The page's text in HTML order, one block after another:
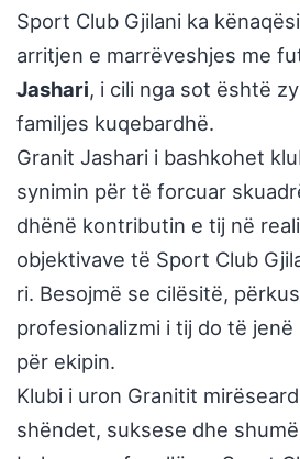
Sport Club Gjilani ka
arritjen e marrëveshjes me
Jashari, i cili nga sot është
familjes kuqebardhë.
Granit Jashari i bashkohet
synimin për të forcuar
dhënë kontributin e tij në
objektivave të Sport Club
ri. Besojmë se cilësitë,
profesionalizmi i tij do të
për ekipin.
Klubi i uron Granitit
shëndet, suksese dhe